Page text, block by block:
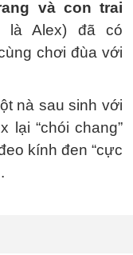
và con trai
là Alex) đã có
chơi đùa với
nà sau sinh với
lại “chói chang”
kính đen “cực